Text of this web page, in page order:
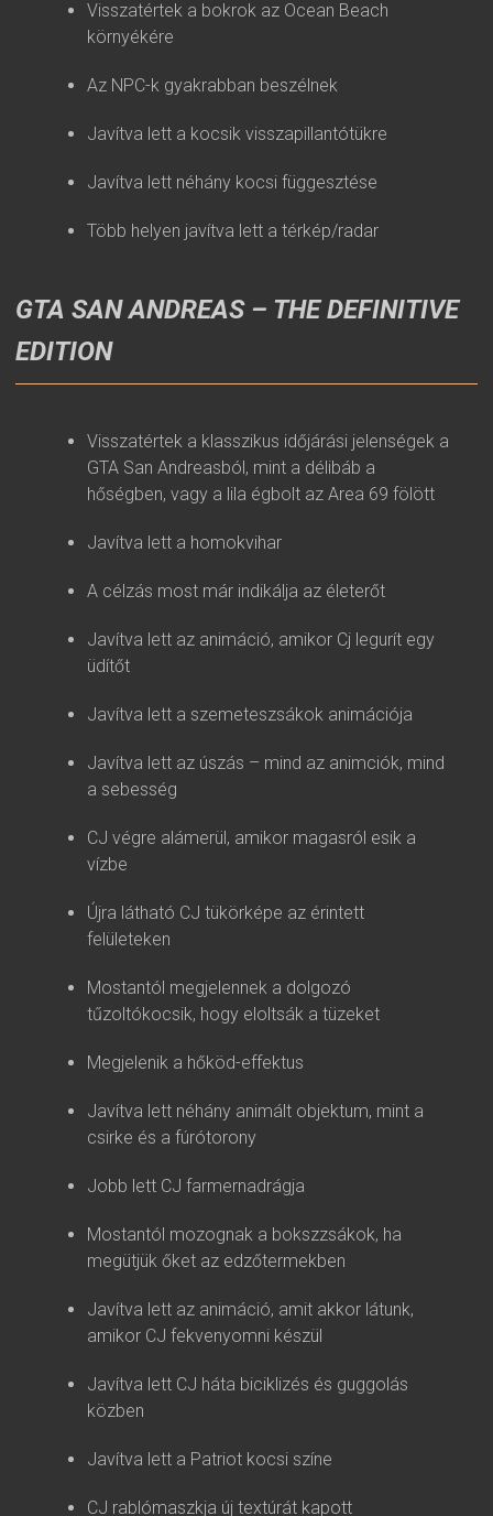
Visszatértek a bokrok az Ocean Beach
környékére
Az NPC-k gyakrabban beszélnek
Javítva lett a kocsik visszapillantótükre
Javítva lett néhány kocsi függesztése
Több helyen javítva lett a térkép/radar
GTA SAN ANDREAS – THE DEFINITIVE
EDITION
Visszatértek a klasszikus időjárási jelenségek a
GTA San Andreasból, mint a délibáb a
hőségben, vagy a lila égbolt az Area 69 fölött
Javítva lett a homokvihar
A célzás most már indikálja az életerőt
Javítva lett az animáció, amikor Cj legurít egy
üdítőt
Javítva lett a szemeteszsákok animációja
Javítva lett az úszás – mind az animciók, mind
a sebesség
CJ végre alámerül, amikor magasról esik a
vízbe
Újra látható CJ tükörképe az érintett
felületeken
Mostantól megjelennek a dolgozó
tűzoltókocsik, hogy eloltsák a tüzeket
Megjelenik a hőköd-effektus
Javítva lett néhány animált objektum, mint a
csirke és a fúrótorony
Jobb lett CJ farmernadrágja
Mostantól mozognak a bokszzsákok, ha
megütjük őket az edzőtermekben
Javítva lett az animáció, amit akkor látunk,
amikor CJ fekvenyomni készül
Javítva lett CJ háta biciklizés és guggolás
közben
Javítva lett a Patriot kocsi színe
CJ rablómaszkja új textúrát kapott